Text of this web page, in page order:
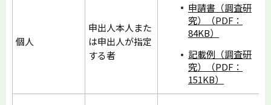
個人
申出人本人また
は申出人が指定
する者
申請書（調査研
究）（PDF：
84KB）
記載例（調査研
究）（PDF：
151KB）